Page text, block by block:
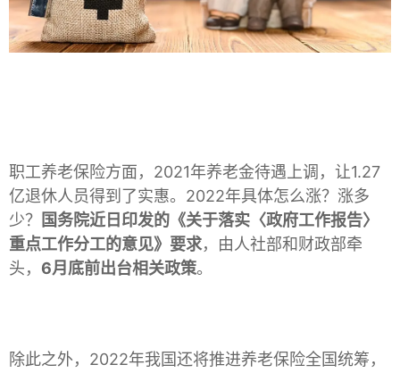
职工养老保险方面，2021年养老金待遇上调，让1.27
亿退休人员得到了实惠。2022年具体怎么涨？涨多
少？ 国务院近日印发的《关于落实〈政府工作报告〉
重点工作分工的意见》要求，由人社部和财政部牵
头， 6月底前出台相关政策。
除此之外，2022年我国还将推进养老保险全国统筹，